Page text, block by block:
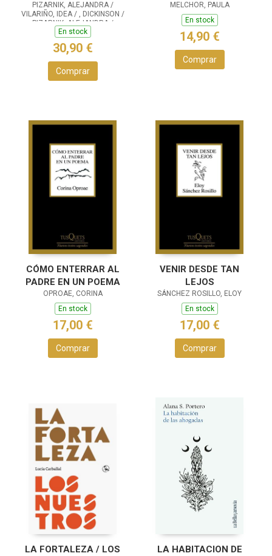
PIZARNIK, ALEJANDRA /
VILARIÑO, IDEA / , DICKINSON /
PIZARNIK, ALEJANDRA /
DICKINSON, EMILY / PLATH,
En stock
30,90 €
Comprar
MELCHOR, PAULA
En stock
14,90 €
Comprar
CÓMO ENTERRAR AL
PADRE EN UN POEMA
OPROAE, CORINA
En stock
17,00 €
Comprar
VENIR DESDE TAN
LEJOS
SÁNCHEZ ROSILLO, ELOY
En stock
17,00 €
Comprar
LA FORTALEZA / LOS
LA HABITACION DE